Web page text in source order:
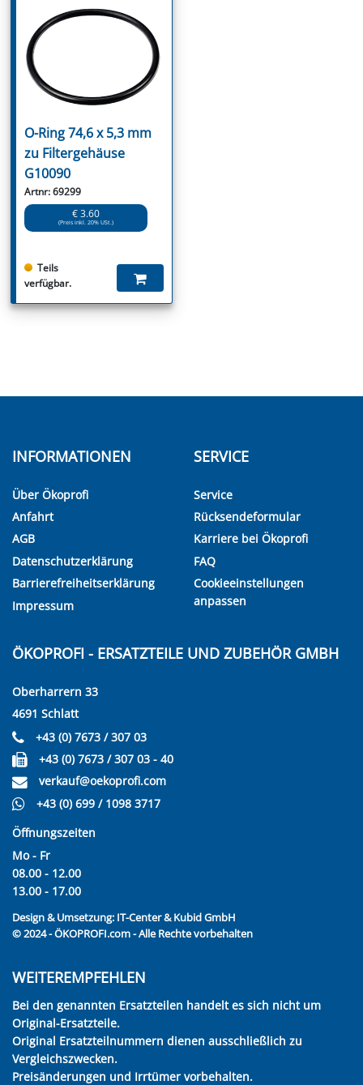
O-Ring 74,6 x 5,3 mm
zu Filtergehäuse
G10090
Artnr: 69299
€ 3.60
(Preis inkl. 20% USt.)
Teils
verfügbar.
INFORMATIONEN
Über Ökoprofi
Anfahrt
AGB
Datenschutzerklärung
Barrierefreiheitserklärung
Impressum
SERVICE
Service
Rücksendeformular
Karriere bei Ökoprofi
FAQ
Cookieeinstellungen
anpassen
ÖKOPROFI - ERSATZTEILE UND ZUBEHÖR GMBH
Oberharrern 33
4691 Schlatt
+43 (0) 7673 / 307 03
+43 (0) 7673 / 307 03 - 40
verkauf@oekoprofi.com
+43 (0) 699 / 1098 3717
Öffnungszeiten
Mo - Fr
08.00 - 12.00
13.00 - 17.00
Design & Umsetzung: IT-Center & Kubid GmbH
© 2024 - ÖKOPROFI.com - Alle Rechte vorbehalten
WEITEREMPFEHLEN
Bei den genannten Ersatzteilen handelt es sich nicht um
Original-Ersatzteile.
Original Ersatzteilnummern dienen ausschließlich zu
Vergleichszwecken.
Preisänderungen und Irrtümer vorbehalten.